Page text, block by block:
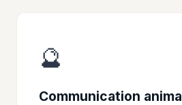
🔮
Communication